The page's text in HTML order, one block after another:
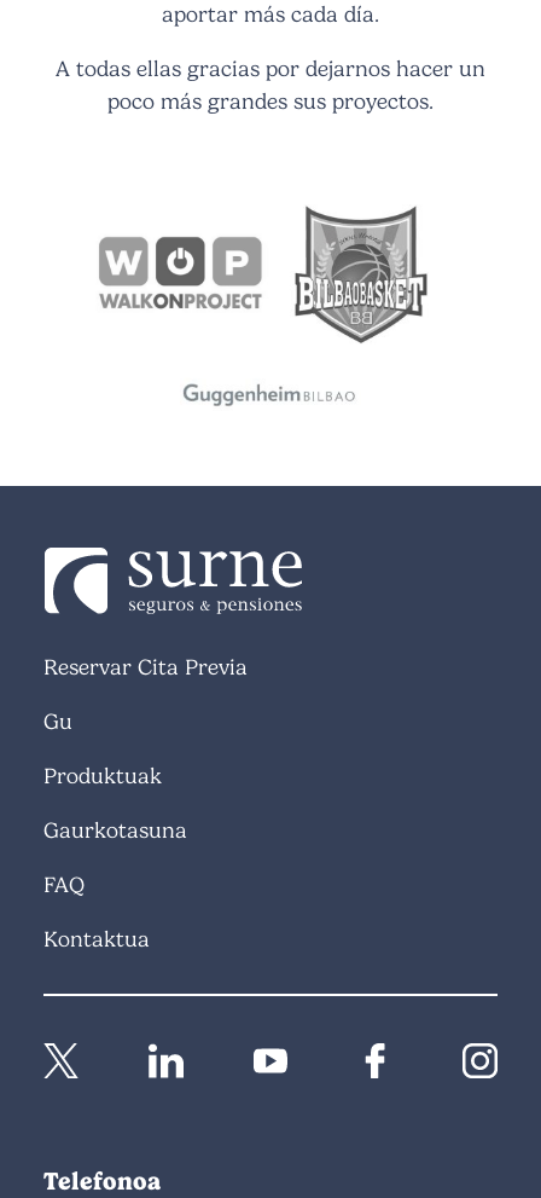
aportar más cada día.
A todas ellas gracias por dejarnos hacer un
poco más grandes sus proyectos.
Reservar Cita Previa
Gu
Produktuak
Gaurkotasuna
FAQ
Kontaktua
Telefonoa